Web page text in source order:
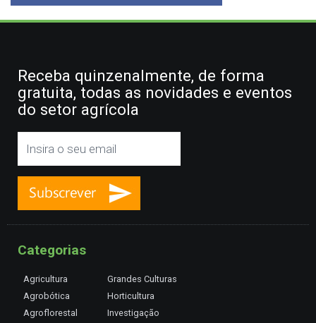
Receba quinzenalmente, de forma
gratuita, todas as novidades e eventos
do setor agrícola
Categorias
Agricultura
Agrobótica
Agroflorestal
Grandes Culturas
Horticultura
Investigação